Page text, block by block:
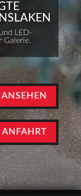
LED-
Galerie.
ANFAHRT